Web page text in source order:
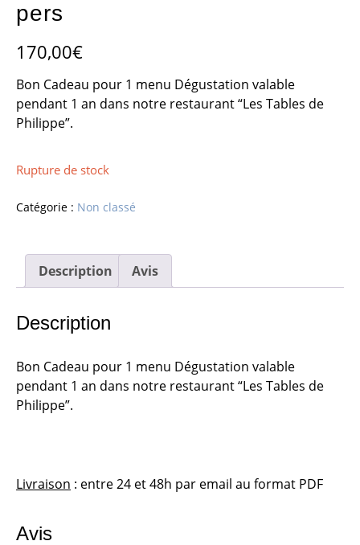
pers
170,00€
Bon Cadeau pour 1 menu Dégustation valable
pendant 1 an dans notre restaurant “Les Tables de
Philippe”.
Rupture de stock
Catégorie : Non classé
Description Avis
Description
Bon Cadeau pour 1 menu Dégustation valable
pendant 1 an dans notre restaurant “Les Tables de
Philippe”.
Livraison : entre 24 et 48h par email au format PDF
Avis